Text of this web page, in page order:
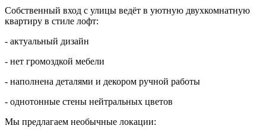
Собственный вход с улицы ведёт в уютную двухкомнатную
квартиру в стиле лофт:
- актуальный дизайн
- нет громоздкой мебели
- наполнена деталями и декором ручной работы
- однотонные стены нейтральных цветов
Мы предлагаем необычные локации: